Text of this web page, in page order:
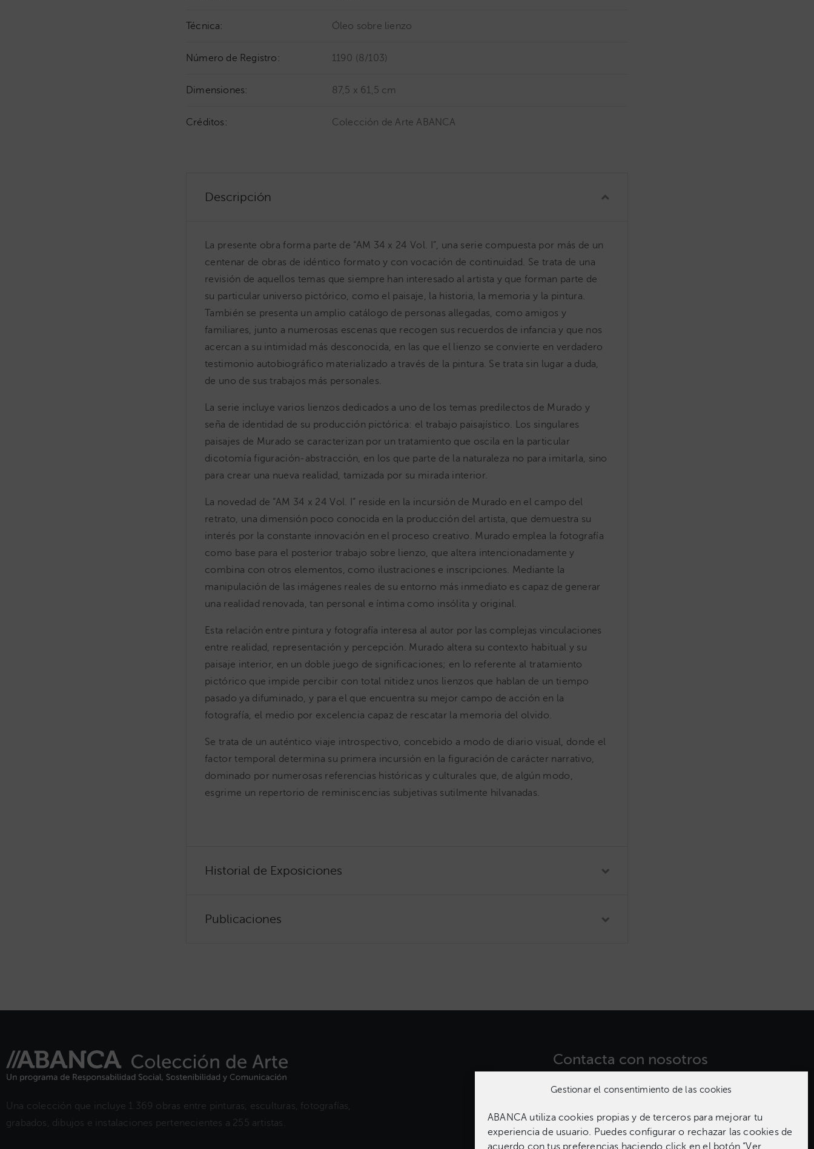
Gestionar el consentimiento de las cookies
ABANCA utiliza cookies propias y de terceros para mejorar tu
experiencia de usuario. Puedes configurar o rechazar las cookies de
acuerdo con tus preferencias haciendo click en el botón “Ver
Técnica: Óleo sobre lienzo
Número de Registro: 1190 (8/103)
Dimensiones: 87,5 x 61,5 cm
Créditos: Colección de Arte ABANCA
Descripción
La presente obra forma parte de “AM 34 x 24 Vol. I”, una serie compuesta por más de un
centenar de obras de idéntico formato y con vocación de continuidad. Se trata de una
revisión de aquellos temas que siempre han interesado al artista y que forman parte de
su particular universo pictórico, como el paisaje, la historia, la memoria y la pintura.
También se presenta un amplio catálogo de personas allegadas, como amigos y
familiares, junto a numerosas escenas que recogen sus recuerdos de infancia y que nos
acercan a su intimidad más desconocida, en las que el lienzo se convierte en verdadero
testimonio autobiográfico materializado a través de la pintura. Se trata sin lugar a duda,
de uno de sus trabajos más personales.
La serie incluye varios lienzos dedicados a uno de los temas predilectos de Murado y
seña de identidad de su producción pictórica: el trabajo paisajístico. Los singulares
paisajes de Murado se caracterizan por un tratamiento que oscila en la particular
dicotomía figuración-abstracción, en los que parte de la naturaleza no para imitarla, sino
para crear una nueva realidad, tamizada por su mirada interior.
La novedad de “AM 34 x 24 Vol. I” reside en la incursión de Murado en el campo del
retrato, una dimensión poco conocida en la producción del artista, que demuestra su
interés por la constante innovación en el proceso creativo. Murado emplea la fotografía
como base para el posterior trabajo sobre lienzo, que altera intencionadamente y
combina con otros elementos, como ilustraciones e inscripciones. Mediante la
manipulación de las imágenes reales de su entorno más inmediato es capaz de generar
una realidad renovada, tan personal e íntima como insólita y original.
Esta relación entre pintura y fotografía interesa al autor por las complejas vinculaciones
entre realidad, representación y percepción. Murado altera su contexto habitual y su
paisaje interior, en un doble juego de significaciones; en lo referente al tratamiento
pictórico que impide percibir con total nitidez unos lienzos que hablan de un tiempo
pasado ya difuminado, y para el que encuentra su mejor campo de acción en la
fotografía, el medio por excelencia capaz de rescatar la memoria del olvido.
Se trata de un auténtico viaje introspectivo, concebido a modo de diario visual, donde el
factor temporal determina su primera incursión en la figuración de carácter narrativo,
dominado por numerosas referencias históricas y culturales que, de algún modo,
esgrime un repertorio de reminiscencias subjetivas sutilmente hilvanadas.
Historial de Exposiciones
Publicaciones
Una colección que incluye 1.369 obras entre pinturas, esculturas, fotografías,
grabados, dibujos e instalaciones pertenecientes a 255 artistas.​
Contacta con nosotros​
981 186 331